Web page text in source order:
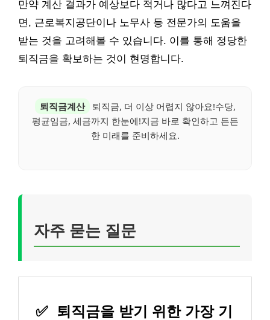
만약 계산 결과가 예상보다 적거나 많다고 느껴진다
면, 근로복지공단이나 노무사 등 전문가의 도움을
받는 것을 고려해볼 수 있습니다. 이를 통해 정당한
퇴직금을 확보하는 것이 현명합니다.
퇴직금계산
퇴직금, 더 이상 어렵지 않아요!수당,
평균임금, 세금까지 한눈에!지금 바로 확인하고 든든
한 미래를 준비하세요.
자주 묻는 질문
✅
퇴직금을 받기 위한 가장 기